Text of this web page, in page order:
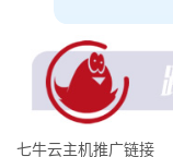
七牛云主机推广链接